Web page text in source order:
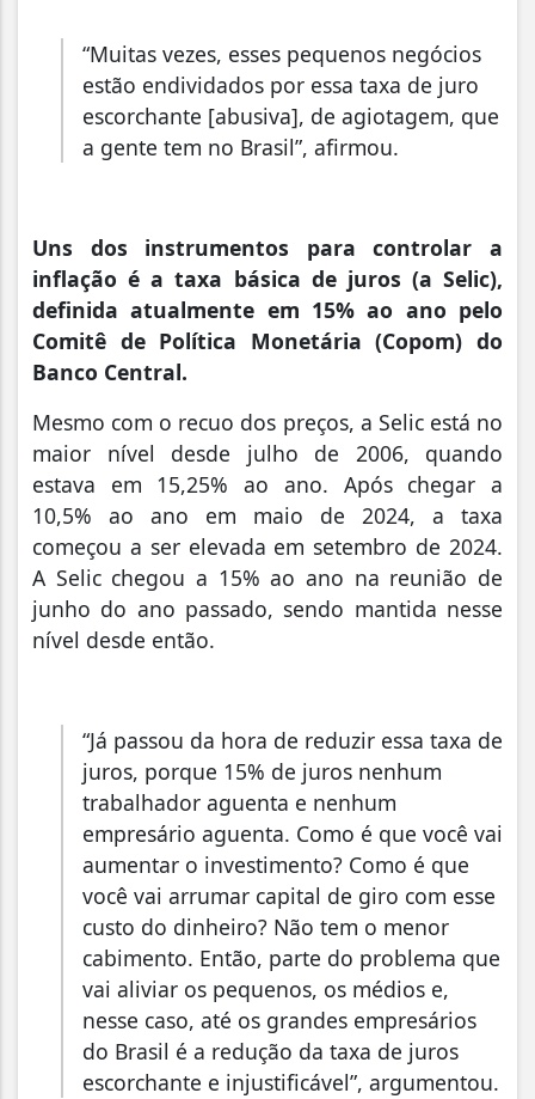
“Muitas vezes, esses pequenos negócios
estão endividados por essa taxa de juro
escorchante [abusiva], de agiotagem, que
a gente tem no Brasil”, afirmou.
Uns dos instrumentos para controlar a
inflação é a taxa básica de juros (a Selic),
definida atualmente em 15% ao ano pelo
Comitê de Política Monetária (Copom) do
Banco Central.
Mesmo com o recuo dos preços, a Selic está no
maior nível desde julho de 2006, quando
estava em 15,25% ao ano. Após chegar a
10,5% ao ano em maio de 2024, a taxa
começou a ser elevada em setembro de 2024.
A Selic chegou a 15% ao ano na reunião de
junho do ano passado, sendo mantida nesse
nível desde então.
“Já passou da hora de reduzir essa taxa de
juros, porque 15% de juros nenhum
trabalhador aguenta e nenhum
empresário aguenta. Como é que você vai
aumentar o investimento? Como é que
você vai arrumar capital de giro com esse
custo do dinheiro? Não tem o menor
cabimento. Então, parte do problema que
vai aliviar os pequenos, os médios e,
nesse caso, até os grandes empresários
do Brasil é a redução da taxa de juros
escorchante e injustificável”, argumentou.